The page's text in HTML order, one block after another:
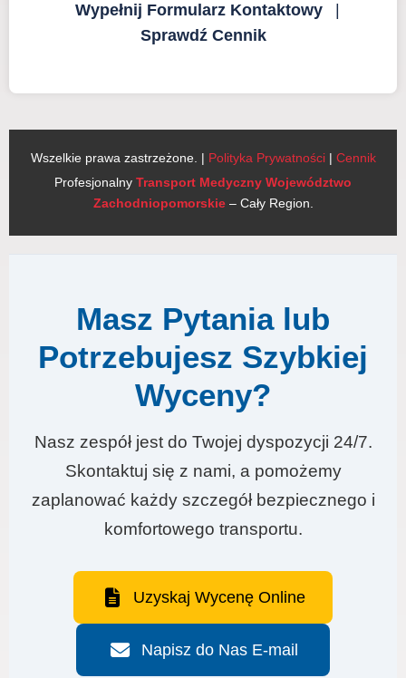
Wypełnij Formularz Kontaktowy
Sprawdź Cennik
Wszelkie prawa zastrzeżone. | Polityka Prywatności| Cennik
Profesjonalny Transport Medyczny Województwo
Zachodniopomorskie– Cały Region.
Masz Pytania lub
Potrzebujesz Szybkiej
Wyceny?
Nasz zespół jest do Twojej dyspozycji 24/7.
Skontaktuj się z nami, a pomożemy
zaplanować każdy szczegół bezpiecznego i
komfortowego transportu.
Uzyskaj Wycenę Online
Napisz do Nas E-mail